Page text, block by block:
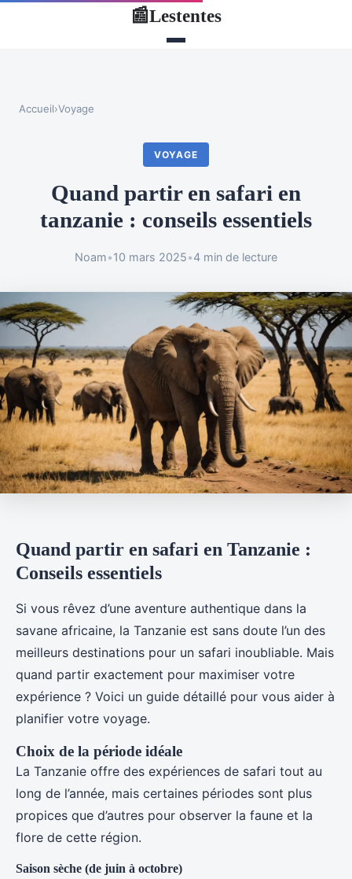
📰Lestentes
Accueil›Voyage
VOYAGE
Quand partir en safari en
tanzanie : conseils essentiels
Noam•10 mars 2025•4 min de lecture
Quand partir en safari en Tanzanie :
Conseils essentiels
Si vous rêvez d’une aventure authentique dans la
savane africaine, la Tanzanie est sans doute l’un des
meilleurs destinations pour un safari inoubliable. Mais
quand partir exactement pour maximiser votre
expérience ? Voici un guide détaillé pour vous aider à
planifier votre voyage.
Choix de la période idéale
La Tanzanie offre des expériences de safari tout au
long de l’année, mais certaines périodes sont plus
propices que d’autres pour observer la faune et la
flore de cette région.
Saison sèche (de juin à octobre)